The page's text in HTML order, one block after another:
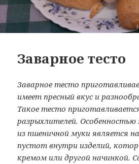
Заварное тесто
Заварное тесто
имеет пресный вкус и
Такое тесто
разрыхлителей. Особенностью
из пшеничной муки является
пустот внутри изделий,
кремом или другой начинкой.